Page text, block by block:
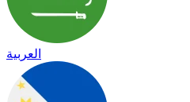
العربية